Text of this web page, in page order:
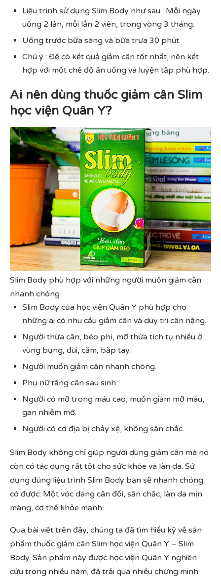
Liệu trình sử dụng Slim Body như sau : Mỗi ngày
uống 2 lần, mỗi lần 2 viên, trong vòng 3 tháng.
Uống trước bữa sáng và bữa trưa 30 phút.
Chú ý : Để có kết quả giảm cân tốt nhất, nên kết
hợp với một chế độ ăn uống và luyện tập phù hợp.
Ai nên dùng thuốc giảm cân Slim
học viện Quân Y?
Slim Body phù hợp với những người muốn giảm cân
nhanh chóng
Slim Body của học viện Quân Y phù hợp cho
những ai có nhu cầu giảm cân và duy trì cân nặng.
Người thừa cân, béo phì, mỡ thừa tích tụ nhiều ở
vùng bụng, đùi, cằm, bắp tay.
Người muốn giảm cân nhanh chóng.
Phụ nữ tăng cân sau sinh.
Người có mỡ trong máu cao, muốn giảm mỡ máu,
gan nhiễm mỡ.
Người có cơ địa bị chảy xệ, không săn chắc.
Slim Body không chỉ giúp người dùng giảm cân mà nó
còn có tác dụng rất tốt cho sức khỏe và làn da. Sử
dụng đúng liệu trình Slim Body bạn sẽ nhanh chóng
có được: Một vóc dáng cân đối, săn chắc, làn da mịn
màng, cơ thể khỏe mạnh.
Qua bài viết trên đây, chúng ta đã tìm hiểu kỹ về sản
phẩm thuốc giảm cân Slim học viện Quân Y – Slim
Body. Sản phẩm này được học viện Quân Y nghiên
cứu trong nhiều năm, đã trải qua nhiều chứng minh